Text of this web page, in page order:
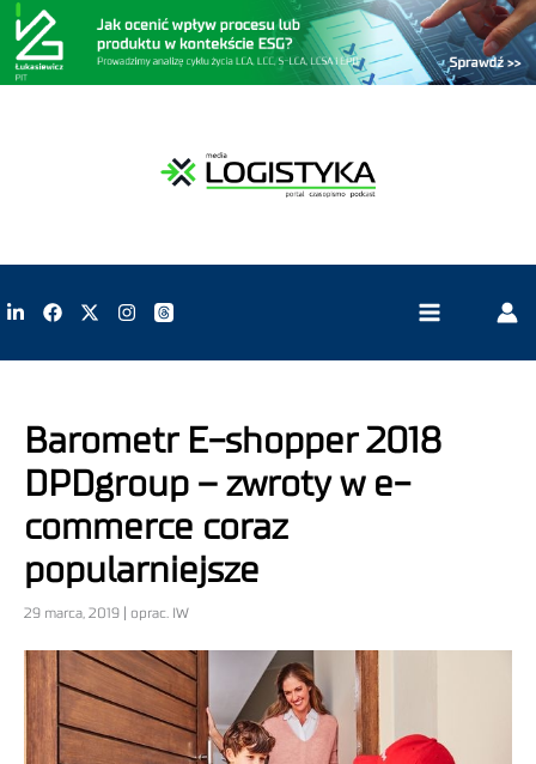
Barometr E-shopper 2018
DPDgroup – zwroty w e-
commerce coraz
popularniejsze
29 marca, 2019 | oprac. IW